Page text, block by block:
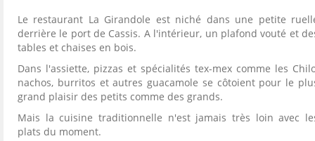
Le restaurant La Girandole est niché dans une petite
derrière le port de Cassis. A l'intérieur, un plafond vouté et
tables et chaises en bois.
Dans l'assiette, pizzas et spécialités tex-mex comme les
nachos, burritos et autres guacamole se côtoient pour le
grand plaisir des petits comme des grands.
Mais la cuisine traditionnelle n'est jamais très loin avec
plats du moment.